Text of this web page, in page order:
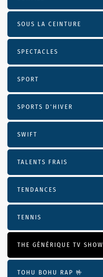
SOUS LA CEINTURE
SPECTACLES
SPORT
SPORTS D'HIVER
SWIFT
TALENTS FRAIS
TENDANCES
TENNIS
THE GÉNÉRIQUE TV SHOW
TOHU BOHU RAP 🤟